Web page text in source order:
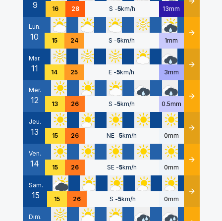
9 16 28 S -5km/h 13mm Détails
Lun.
10 15 24 S -5km/h 1mm Détails
Mar.
11 14 25 E -5km/h 3mm Détails
Mer.
12 13 26 S -5km/h 0.5mm Détails
Jeu.
13 15 26 NE -5km/h 0mm Détails
Ven.
14 15 26 SE -5km/h 0mm Détails
Sam.
15 15 26 S -5km/h 0mm Détails
Dim.